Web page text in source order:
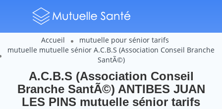
Accueil
mutuelle pour sénior tarifs
mutuelle mutuelle sénior A.C.B.S (Association Conseil Branche
SantÃ©)
A.C.B.S (Association Conseil
Branche SantÃ©) ANTIBES JUAN
LES PINS mutuelle sénior tarifs